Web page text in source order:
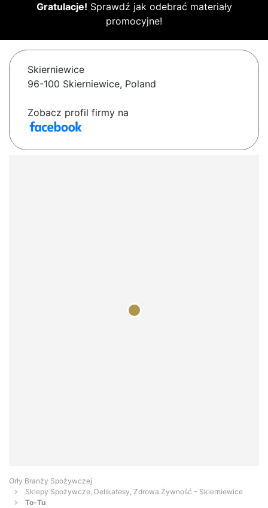
Gratulacje! Sprawdź jak odebrać materiały
promocyjne!
Skierniewice
96-100 Skierniewice, Poland
Zobacz profil firmy na
Orły Branży Spożywczej
Sklepy Spożywcze, Delikatesy, Zdrowa Żywność - Skierniewice
To-Tu